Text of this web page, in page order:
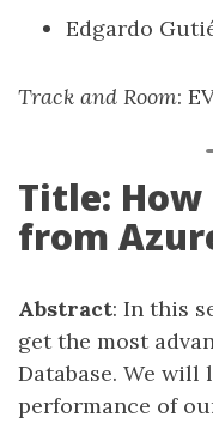
Edgardo
Track and Room:
Title:
from
Abstract: In this
get the most
Database. We
performance of